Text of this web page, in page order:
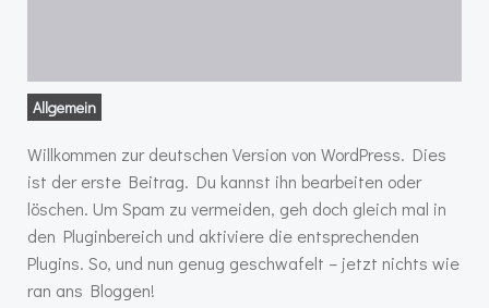
Allgemein
Willkommen zur deutschen Version von WordPress. Dies
ist der erste Beitrag. Du kannst ihn bearbeiten oder
löschen. Um Spam zu vermeiden, geh doch gleich mal in
den Pluginbereich und aktiviere die entsprechenden
Plugins. So, und nun genug geschwafelt – jetzt nichts wie
ran ans Bloggen!